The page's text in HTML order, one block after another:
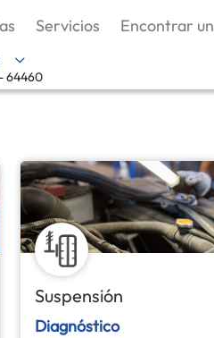
Servicios Encontrar
64460
Suspensión
Diagnóstico